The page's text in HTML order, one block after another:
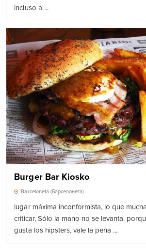
incluso a ...
Burger Bar Kiosko
Barceloneta (Барселонета)
lugar máxima inconformista, lo que
criticar, Sólo la mano no se levanta.
gusta los hipsters, vale la pena ...